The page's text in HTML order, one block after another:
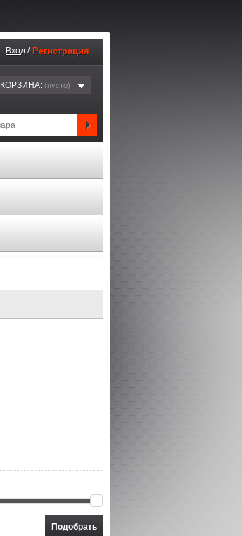
Вход / Регистрация
КОРЗИНА: (пустo)